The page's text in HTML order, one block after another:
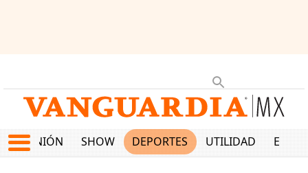
OPINIÓN SHOW DEPORTES UTILIDAD